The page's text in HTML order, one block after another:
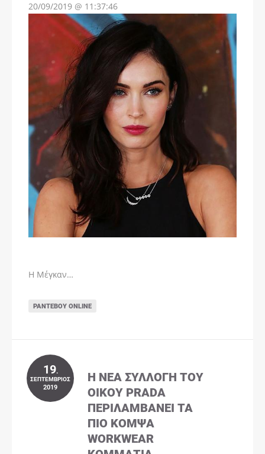
20/09/2019 @ 11:37:46
Η Μέγκαν…
ΡΑΝΤΕΒΟΎ ONLINE
19.
ΣΕΠΤΈΜΒΡΙΟΣ
2019
Η ΝΈΑ ΣΥΛΛΟΓΉ ΤΟΥ
ΟΊΚΟΥ PRADA
ΠΕΡΙΛΑΜΒΆΝΕΙ ΤΑ
ΠΙΟ ΚΟΜΨΆ
WORKWEAR